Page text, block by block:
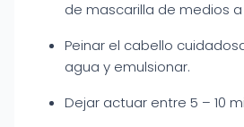
de mascarilla de medios
Peinar el cabello
agua y emulsionar.
Dejar actuar entre 5 – 10